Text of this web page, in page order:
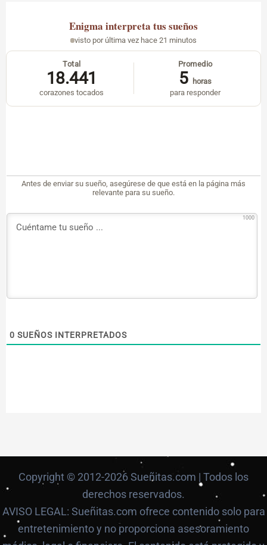
Enigma interpreta tus sueños
visto por última vez hace 21 minutos
Total
18.441
corazones tocados
Promedio
5 horas
para responder
Antes de enviar su sueño, asegúrese de que está en la página más
relevante para su sueño.
1000
0 SUEÑOS INTERPRETADOS
Copyright © 2012-2026 Sueñitas.com | Todos los
derechos reservados.
AVISO LEGAL: Sueñitas.com ofrece contenido solo para
entretenimiento y no proporciona asesoramiento